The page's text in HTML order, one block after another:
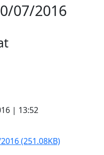
07/2016
| 13:52
(251.08KB)